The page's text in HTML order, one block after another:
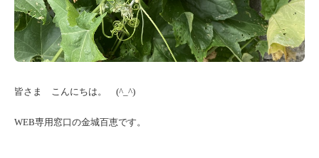
皆さま こんにちは。 (^_^)
WEB専用窓口の金城百恵です。